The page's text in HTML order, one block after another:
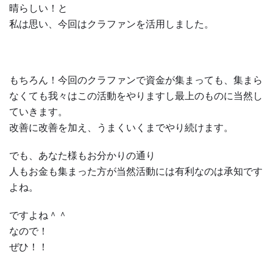
晴らしい！と
私は思い、今回はクラファンを活用しました。
もちろん！今回のクラファンで資金が集まっても、集まら
なくても我々はこの活動をやりますし最上のものに当然し
ていきます。
改善に改善を加え、うまくいくまでやり続けます。
でも、あなた様もお分かりの通り
人もお金も集まった方が当然活動には有利なのは承知です
よね。
ですよね＾＾
なので！
ぜひ！！